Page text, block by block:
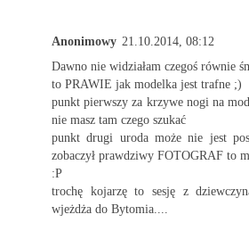
Anonimowy 21.10.2014, 08:12
Dawno nie widziałam czegoś równie
to PRAWIE jak modelka jest trafne ;)
punkt pierwszy za krzywe nogi na
nie masz tam czego szukać
punkt drugi uroda może nie jest
zobaczył prawdziwy FOTOGRAF to
:P
trochę kojarzę to sesję z
wjeżdża do Bytomia....